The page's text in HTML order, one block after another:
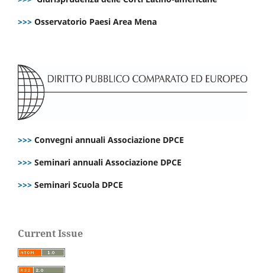
>>> Osservatorio Paesi Area Mena
>>> Convegni annuali Associazione DPCE
>>> Seminari annuali Associazione DPCE
>>> Seminari Scuola DPCE
Current Issue